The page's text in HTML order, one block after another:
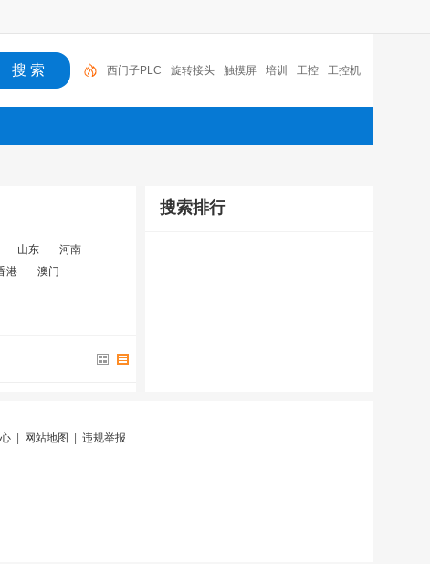
西门子PLC 旋转接头 触摸屏 培训 工控 工控机
变送器 球阀 plc 阀门
山东
河南
港 澳门
搜索排行
网站地图 违规举报